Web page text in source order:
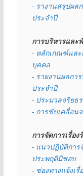
- รางานสรุปผล
ประจำปี
การบริหารแล
- หลักเกณฑ์แล
บุคคล
- รายงานผลกา
ประจำปี
- ประมวลจริยธ
- การขับเคลื่อน
การจัดการเรื่อ
- แนวปฏิบัติการ
ประพฤติมิชอบ
- ช่องทางแจ้งเรื่